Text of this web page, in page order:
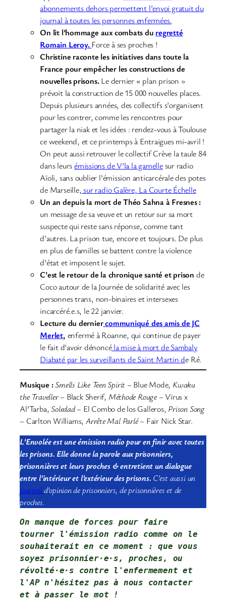
abonnements dehors permettent l’envoi gratuit du
journal à toutes les personnes enfermées.
On lit l’hommage aux combats du regretté
Romain Leroy. Force à ses proches !
Christine raconte les initiatives dans toute la
France pour empêcher les constructions de
nouvelles prisons.Le dernier « plan prison »
prévoit la construction de 15 000 nouvelles places.
Depuis plusieurs années, des collectifs s’organisent
pour les contrer, comme les rencontres pour
partager la niak et les idées : rendez-vous à Toulouse
ce weekend, et ce printemps à Entraigues mi-avril !
On peut aussi retrouver le collectif Crève la taule 84
dans leursémissions de V’la la gamellesur radio
Aïoli, sans oublier l’émission anticarcérale des potes
de Marseille, sur radio Galère, La Courte Échelle
Un an depuis la mort de Théo Sahna à Fresnes :
un message de sa veuve et un retour sur sa mort
suspecte qui reste sans réponse, comme tant
d’autres. La prison tue, encore et toujours. De plus
en plus de familles se battent contre la violence
d’état et imposent le sujet.
C’est le retour de la chronique santé et prison de
Coco autour de la Journée de solidarité avec les
personnes trans, non-binaires et intersexes
incarcéré.e.s, le 22 janvier.
Lecture du derniercommuniqué des amis de JC
Merlet, enfermé à Roanne, qui continue de payer
le fait d’avoir dénoncéla mise à mort de Sambaly
Diabaté par les surveillants de Saint Martin de Ré.
Musique :Smells Like Teen Spirit – Blue Mode, Kwaku
the Traveller– Black Sherif, Méthode Rouge– Vïrus x
Al’Tarba,Soledad– El Combo de los Galleros, Prison Song
– Carlton Williams, Arrête Mal Parlé– Fair Nick Star.
L’Envolée est une émission radio pour en finir avec toutes
les prisons. Elle donne la parole aux prisonniers,
prisonnières et leurs proches & entretient un dialogue
entre l’intérieur et l’extérieur des prisons. C’est aussi un
journald’opinion de prisonniers, de prisonnières et de
proches.
On manque de forces pour faire
tourner l'émission radio comme on le
souhaiterait en ce moment : que vous
soyez prisonnier·e·s, proches, ou
révolté·e·s contre l'enfermement et
l'AP n'hésitez pas à nous contacter
et à passer le mot !